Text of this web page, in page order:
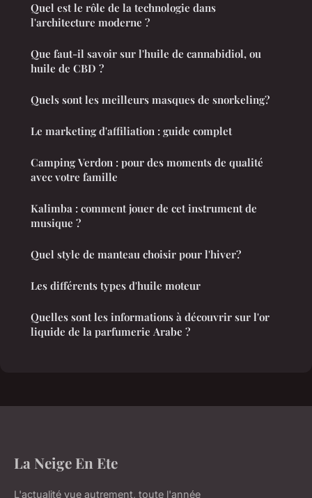
Quel est le rôle de la technologie dans
l'architecture moderne ?
Que faut-il savoir sur l'huile de cannabidiol, ou
huile de CBD ?
Quels sont les meilleurs masques de snorkeling?
Le marketing d'affiliation : guide complet
Camping Verdon : pour des moments de qualité
avec votre famille
Kalimba : comment jouer de cet instrument de
musique ?
Quel style de manteau choisir pour l'hiver?
Les différents types d'huile moteur
Quelles sont les informations à découvrir sur l'or
liquide de la parfumerie Arabe ?
La Neige En Ete
L'actualité vue autrement, toute l'année